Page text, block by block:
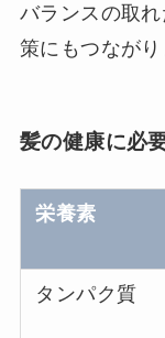
バランスの取
策にもつながり
髪の健康に必
栄養素
タンパク質